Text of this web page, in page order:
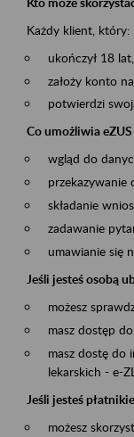
Każdy klient, który:
ukończył 18 lat,
założy konto
potwierdzi
Co umożliwia eZUS
wgląd do
przekazywanie
składanie
zadawanie
umawianie się
Jeśli jesteś osobą
możesz
masz dostęp
masz dostę do
lekarskich - e-
Jeśli jesteś
możesz